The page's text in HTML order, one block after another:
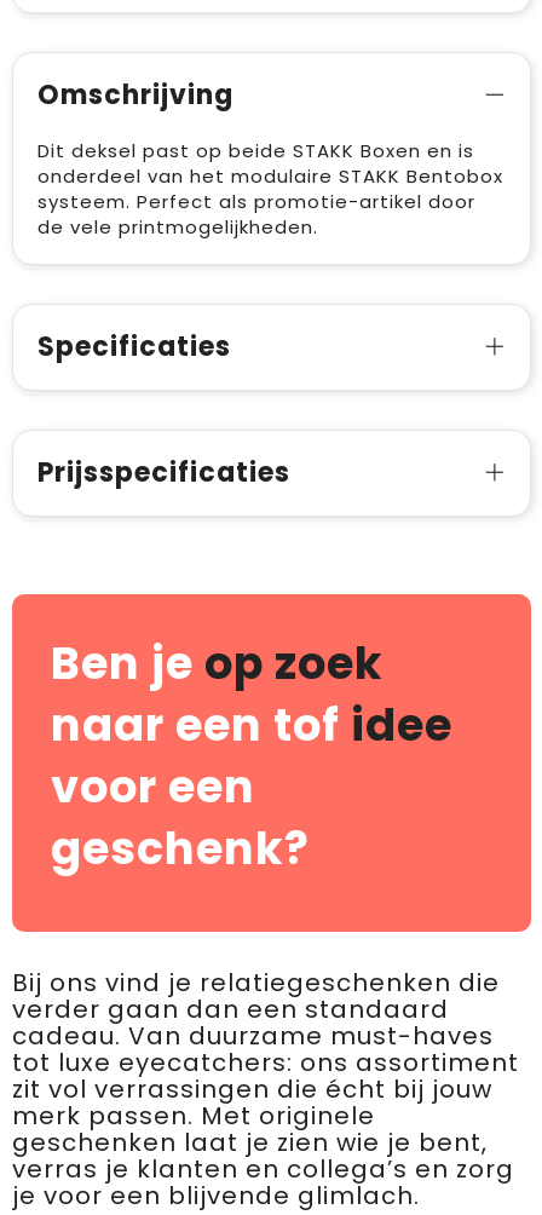
Omschrijving
Dit deksel past op beide STAKK Boxen en is
onderdeel van het modulaire STAKK Bentobox
systeem. Perfect als promotie-artikel door
de vele printmogelijkheden.
Specificaties
Prijsspecificaties
Ben je op zoek
naar een tof idee
voor een
geschenk?
Bij ons vind je relatiegeschenken die
verder gaan dan een standaard
cadeau. Van duurzame must-haves
tot luxe eyecatchers: ons assortiment
zit vol verrassingen die écht bij jouw
merk passen. Met originele
geschenken laat je zien wie je bent,
verras je klanten en collega’s en zorg
je voor een blijvende glimlach.